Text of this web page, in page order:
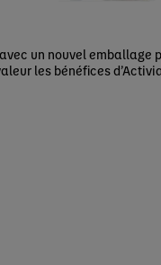
un nouvel emballage
les bénéfices